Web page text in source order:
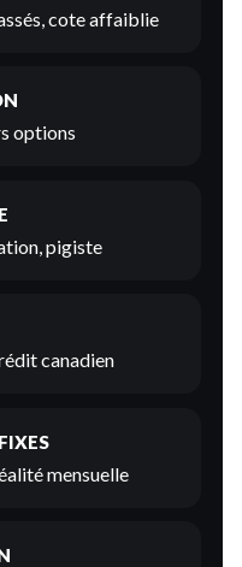
cote affaiblie
options
pigiste
canadien
mensuelle